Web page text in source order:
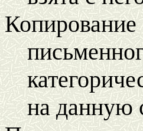
на данную